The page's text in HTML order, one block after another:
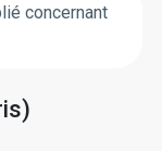
concernant